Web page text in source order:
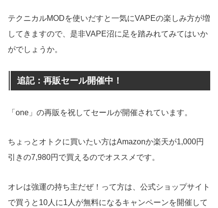
テクニカルMODを使いだすと一気にVAPEの楽しみ方が増
してきますので、是非VAPE沼に足を踏みれてみてはいか
がでしょうか。
追記：再販セール開催中！
「one」の再販を祝してセールが開催されています。
ちょっとオトクに買いたい方はAmazonか楽天が1,000円
引きの7,980円で買えるのでオススメです。
オレは強運の持ち主だぜ！って方は、公式ショップサイト
で買うと10人に1人が無料になるキャンペーンを開催して